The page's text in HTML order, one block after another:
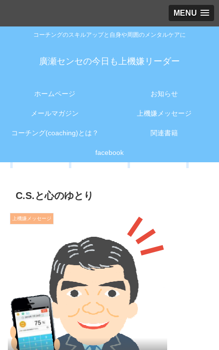
MENU
コーチングのスキルアップと自身や周囲のメンタルケアに
廣瀬センセの今日も上機嫌リーダー
ホームページ お知らせ
メールマガジン 上機嫌メッセージ
コーチング(coaching)とは？ 関連書籍
facebook
C.S.と心のゆとり
上機嫌メッセージ